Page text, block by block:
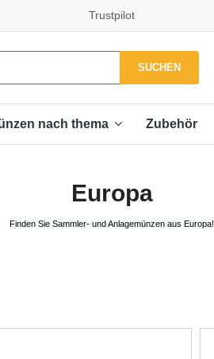
Trustpilot
SUCHEN
nach thema Zubehör
Europa
Finden Sie Sammler- und Anlagemünzen aus Europa!